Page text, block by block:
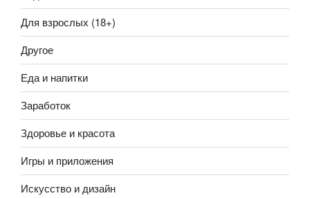
Для взрослых (18+)
Другое
Еда и напитки
Заработок
Здоровье и красота
Игры и приложения
Искусство и дизайн